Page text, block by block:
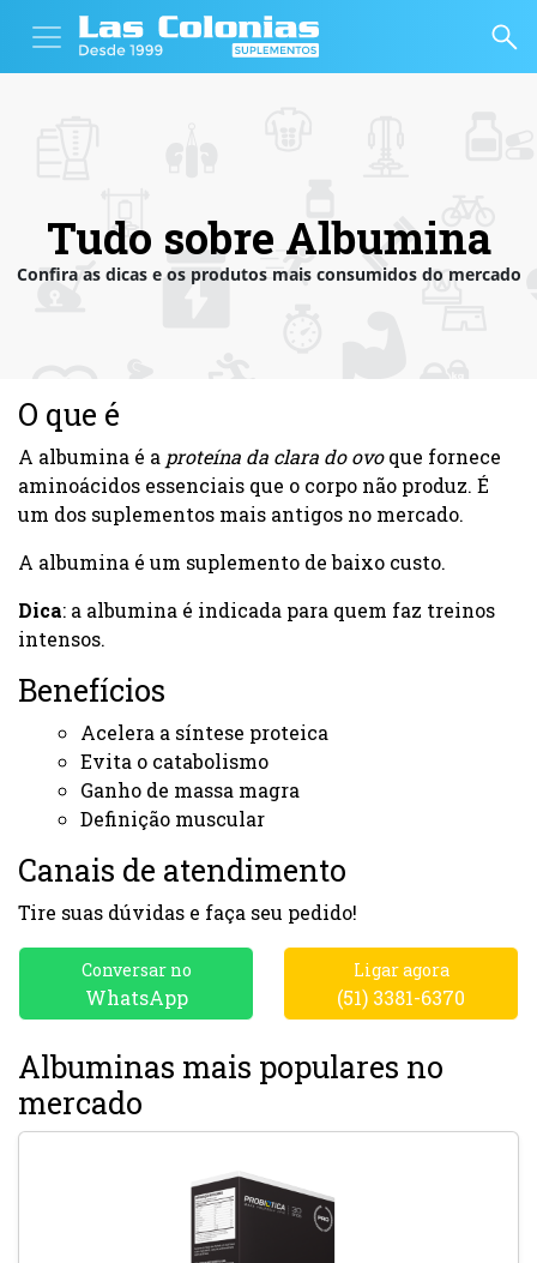
Tudo sobre Albumina
Confira as dicas e os produtos mais consumidos do mercado
O que é
A albumina é a proteína da clara do ovoque fornece
aminoácidos essenciais que o corpo não produz. É
um dos suplementos mais antigos no mercado.
A albumina é um suplemento de baixo custo.
Dica: a albumina é indicada para quem faz treinos
intensos.
Benefícios
Acelera a síntese proteica
Evita o catabolismo
Ganho de massa magra
Definição muscular
Canais de atendimento
Tire suas dúvidas e faça seu pedido!
Conversar no
WhatsApp
Ligar agora
(51) 3381-6370
Albuminas mais populares no
mercado